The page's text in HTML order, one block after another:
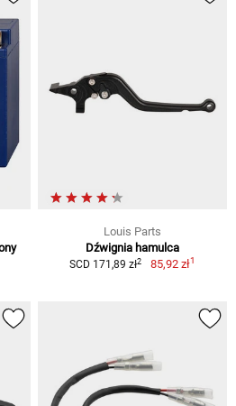
Louis Parts
Dźwignia hamulca
SCD 171,89 zł2 85,92 zł1